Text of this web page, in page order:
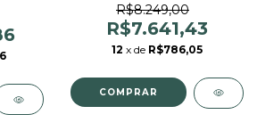
R$8.249,00
R$7.641,43
12 x de R$786,05
COMPRAR